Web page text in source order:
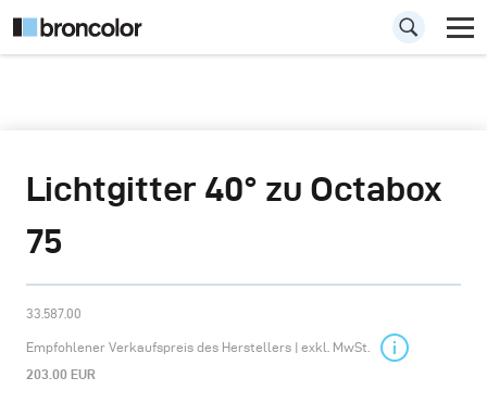
Lichtgitter 40° zu Octabox
75
33.587.00
Empfohlener Verkaufspreis des Herstellers | exkl. MwSt.
203.00 EUR